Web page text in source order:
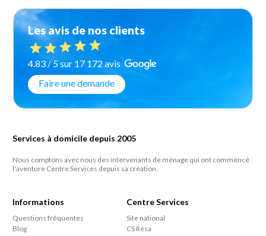
Les avis de nos clients
4.83 / 5 sur 17 172 avis
Faire une demande
Services à domicile depuis 2005
Nous comptons avec nous des intervenants de ménage qui ont commencé
l'aventure Centre Services depuis sa création.
Informations
Questions fréquentes
Blog
Centre Services
Site national
CS Résa